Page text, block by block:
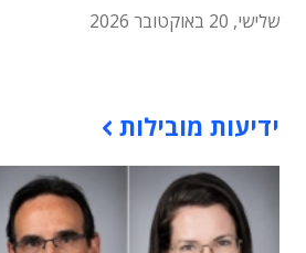
שלישי, 20 באוקטובר 2026
ידיעות מובילות